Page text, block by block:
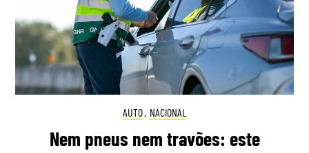
AUTO, NACIONAL
Nem pneus nem travões: este